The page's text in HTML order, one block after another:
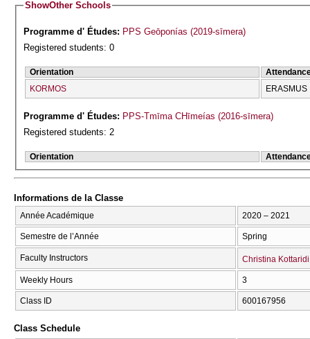
ShowOther Schools
Programme d' Études: PPS Geōponías (2019-sīmera)
Registered students: 0
Orientation
KORMOS
ERASMUS
Programme d' Études: PPS-Tmīma CΗīmeías (2016-sīmera)
Registered students: 2
Orientation
Informations de la Classe
Année Académique 2020 – 2021
Semestre de l’Année Spring
Faculty Instructors Christina Kottaridi
Weekly Hours 3
Class ID 600167956
Class Schedule